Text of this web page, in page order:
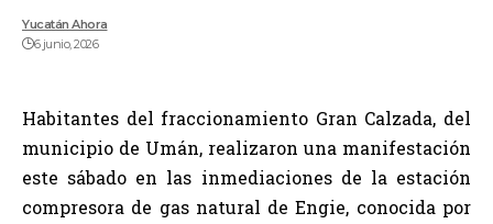
Yucatán Ahora
6 junio, 2026
Habitantes del fraccionamiento Gran Calzada, del
municipio de Umán, realizaron una manifestación
este sábado en las inmediaciones de la estación
compresora de gas natural de Engie, conocida por